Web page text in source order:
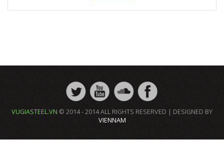
VUGIASTEEL.VN © 2014 - 2014 ALL RIGHTS RESERVED | DESIGNED BY
VIENNAM